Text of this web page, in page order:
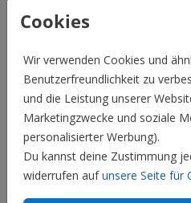
Cookies
Wir verwenden Cookies und
Benutzerfreundlichkeit zu
und die Leistung unserer
Marketingzwecke und soziale
personalisierter Werbung).
Du kannst deine Zustimmung
widerrufen aufunsere Seite für